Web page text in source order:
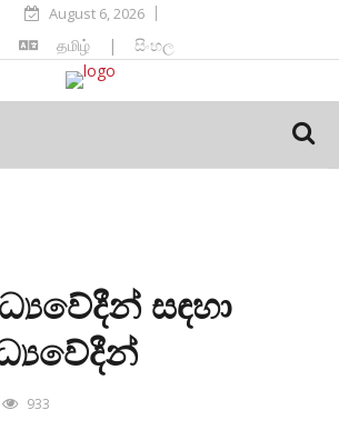
August 6, 2026
தமிழ் | සිංහල
සඳහා
933